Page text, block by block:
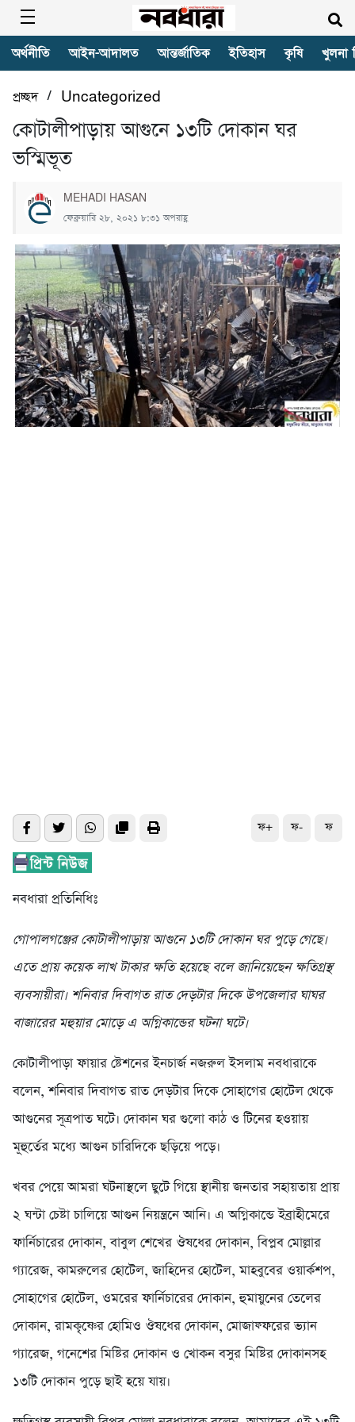
অর্থনীতি আইন-আদালত আন্তর্জাতিক ইতিহাস কৃষি খুলনা
প্রচ্ছদ/ Uncategorized
কোটালীপাড়ায় আগুনে ১৩টি দোকান ঘর
ভস্মিভূত
MEHADI HASAN
ফেব্রুয়ারি ২৮, ২০২১ ৮:৩১ অপরাহ্ণ
ফ+ ফ- ফ
নবধারা প্রতিনিধিঃ
গোপালগঞ্জের কোটালীপাড়ায় আগুনে ১৩টি দোকান ঘর পুড়ে গেছে।
এতে প্রায় কয়েক লাখ টাকার ক্ষতি হয়েছে বলে জানিয়েছেন ক্ষতিগ্রস্থ
ব্যবসায়ীরা। শনিবার দিবাগত রাত দেড়টার দিকে উপজেলার ঘাঘর
বাজারের মহুয়ার মোড়ে এ অগ্নিকান্ডের ঘটনা ঘটে।
কোটালীপাড়া ফায়ার ষ্টেশনের ইনচার্জ নজরুল ইসলাম নবধারাকে
বলেন, শনিবার দিবাগত রাত দেড়টার দিকে সোহাগের হোটেল থেকে
আগুনের সূত্রপাত ঘটে। দোকান ঘর গুলো কাঠ ও টিনের হওয়ায়
মূহুর্তের মধ্যে আগুন চারিদিকে ছড়িয়ে পড়ে।
খবর পেয়ে আমরা ঘটনাস্থলে ছুটে গিয়ে স্থানীয় জনতার সহায়তায় প্রায়
২ ঘন্টা চেষ্টা চালিয়ে আগুন নিয়ন্ত্রনে আনি। এ অগ্নিকান্ডে ইব্রাহীমেরে
ফার্নিচারের দোকান, বাবুল শেখের ঔষধের দোকান, বিপ্লব মোল্লার
গ্যারেজ, কামরুলের হোটেল, জাহিদের হোটেল, মাহবুবের ওয়ার্কশপ,
সোহাগের হোটেল, ওমরের ফার্নিচারের দোকান, হুমায়ুনের তেলের
দোকান, রামকৃষ্ণের হোমিও ঔষধের দোকান, মোজাফ্ফরের ভ্যান
গ্যারেজ, গনেশের মিষ্টির দোকান ও খোকন বসুর মিষ্টির দোকানসহ
১৩টি দোকান পুড়ে ছাই হয়ে যায়।